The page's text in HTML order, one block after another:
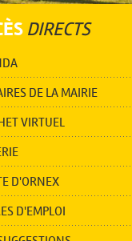
DIRECTS
DE LA MAIRIE
VIRTUEL
D'ORNEX
D'EMPLOI